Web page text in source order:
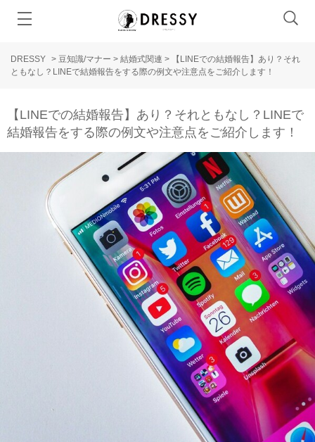
DRESSY > 豆知識/マナー > 結婚式関連 >
【LINEでの結婚報告】あり？それ
ともなし？LINEで結婚報告をする際の例文や注意点をご紹介します！
【LINEでの結婚報告】あり？それともなし？LINEで
結婚報告をする際の例文や注意点をご紹介します！